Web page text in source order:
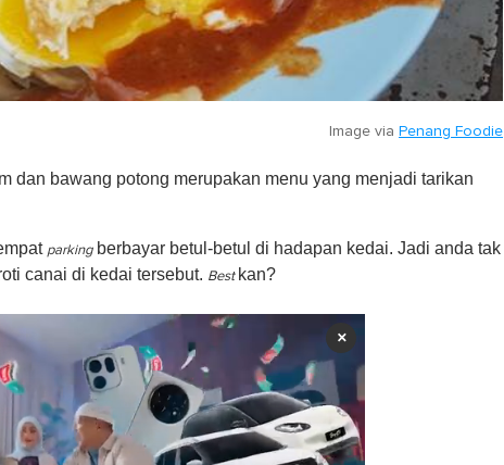
Image via Penang Foodie
dan bawang potong merupakan menu yang menjadi tarikan
parkingberbayar betul-betul di hadapan kedai. Jadi anda tak
canai di kedai tersebut. Best kan?
×